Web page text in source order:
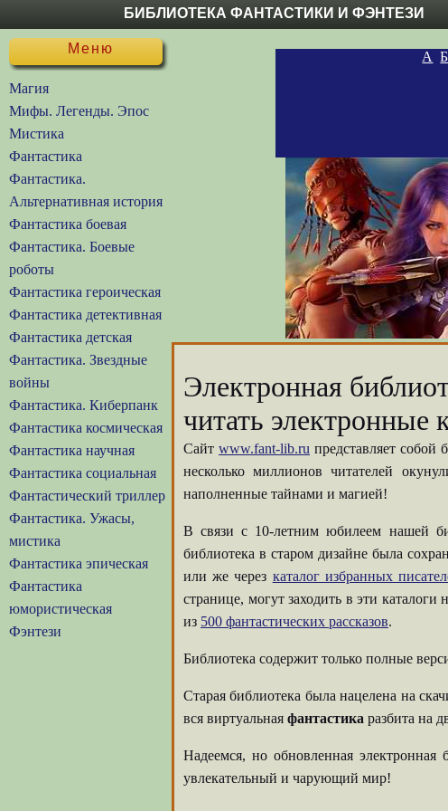
БИБЛИОТЕКА ФАНТАСТИКИ И ФЭНТЕЗИ
Меню
Магия
Мифы. Легенды. Эпос
Мистика
Фантастика
Фантастика.
Альтернативная история
Фантастика боевая
Фантастика. Боевые
роботы
Фантастика героическая
Фантастика детективная
Фантастика детская
Фантастика. Звездные
войны
Фантастика. Киберпанк
Фантастика космическая
Фантастика научная
Фантастика социальная
Фантастический триллер
Фантастика. Ужасы,
мистика
Фантастика эпическая
Фантастика
юмористическая
Фэнтези
А Б
Электронная
читать электронные
Сайт www.fant-lib.ru представляет собой
несколько миллионов читателей
наполненные тайнами и магией!
В связи с 10-летним юбилеем нашей
библиотека в старом дизайне была
или же через каталог избранных
странице, могут заходить в эти
из 500 фантастических рассказов.
Библиотека содержит только полные
Старая библиотека была нацелена на
вся виртуальная фантастика разбита на
Надеемся, но обновленная электронная
увлекательный и чарующий мир!